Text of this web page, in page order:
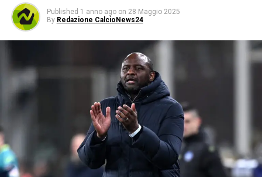
Published 1 anno ago on 28 Maggio 2025
By Redazione CalcioNews24